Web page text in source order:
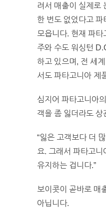
려서 매출이 실제로
한 번도 없었다고 파
모읍니다. 현재 파타
주와 수도 워싱턴
하고 있으며, 전 세
서도 파타고니아 제
심지어 파타고니아
객을 좀 잃더라도 상
“잃은 고객보다 더
요. 그래서 파타고
유지하는 겁니다.”
보이콧이 곧바로 매
아닙니다.